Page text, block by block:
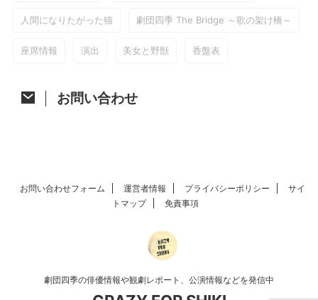
人間になりたがった猫 劇団四季 The Bridge ～歌の架け橋～
座席情報 演出 美女と野獣 香盤表
お問い合わせ
お問い合わせフォーム 運営者情報 プライバシーポリシー
サイ
トマップ
免責事項
劇団四季の俳優情報や観劇レポート、公演情報などを発信中